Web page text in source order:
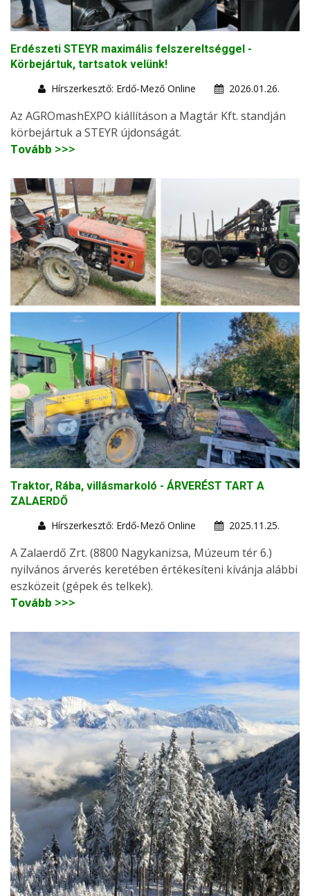
Erdészeti STEYR maximális felszereltséggel -
Körbejártuk, tartsatok velünk!
Hírszerkesztő: Erdő-Mező Online
2026.01.26.
Az AGROmashEXPO kiállításon a Magtár Kft. standján
körbejártuk a STEYR újdonságát.
Tovább >>>
Traktor, Rába, villásmarkoló - ÁRVERÉST TART A
ZALAERDŐ
Hírszerkesztő: Erdő-Mező Online
2025.11.25.
A Zalaerdő Zrt. (8800 Nagykanizsa, Múzeum tér 6.)
nyilvános árverés keretében értékesíteni kívánja alábbi
eszközeit (gépek és telkek).
Tovább >>>